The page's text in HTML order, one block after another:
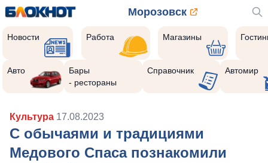
Морозовск
Новости Работа Магазины
Авто
Бары
- рестораны
Справочник Автомир
Культура 17.08.2023
С обычаями и традициями
Медового Спаса познакомили